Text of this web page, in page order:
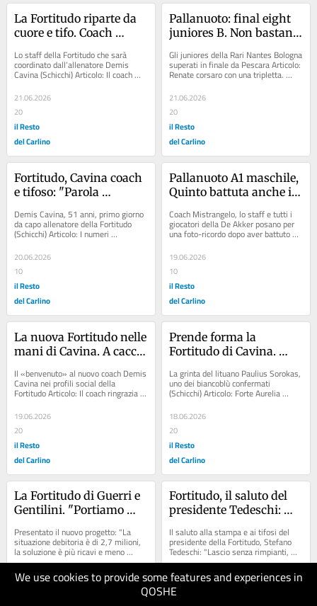
We use cookies to provide some features and experiences in
QOSHE
La Fortitudo riparte da
cuore e tifo. Coach
progetto
Lo staff della Fortitudo che sarà
coordinato dall’allenatore Demis
Cavina (Schicchi) Articolo: Il coach
ringrazia anche il presidente: "Ci fa...
21.06.2026
20
il Resto
del Carlino
Pallanuoto: final eight
juniores B. Non bastano
volata fatale: la Rari si
arrende
Gli juniores della Rari Nantes Bologna
superati in finale da Pescara Articolo:
Renate corsaro con una tripletta.
Vittoria d’autorità sulla Dolomiti...
21.06.2026
20
il Resto
del Carlino
Fortitudo, Cavina coach
e tifoso: "Parola
Demis Cavina, 51 anni, primo giorno
da capo allenatore della Fortitudo
(Schicchi) Articolo: I numeri
dell’Aquila. Sorokas, Sarto, Della
Rosa e...
20.06.2026
10
il Resto
del Carlino
Pallanuoto A1 maschile,
Quinto battuta anche in
archivio. La De Akker
chiude sesta una
Mistrangelo: "Speriamo
arrivi qualche sponsor»
Coach Mistrangelo, lo staff e tutti i
giocatori della De Akker posano per
una foto-ricordo dopo aver battuto
Quinto e chiuso al sesto posto il...
19.06.2026
10
il Resto
del Carlino
La nuova Fortitudo nelle
mani di Cavina. A caccia
del cuore
Il «benvenuto» al nuovo coach Demis
Cavina nei profili social della
Fortitudo Articolo: Il coach ringrazia
anche il presidente: "Ci fa sentire...
19.06.2026
20
il Resto
del Carlino
Prende forma la
Fortitudo di Cavina.
le Due Torri
La grinta del lituano Paulius Sorokas,
uno dei biancoblù confermati
(Schicchi) Articolo: Forte Aurelia
riapre dopo 10 anni: un nuovo tesoro
storico...
18.06.2026
20
il Resto
del Carlino
La Fortitudo di Guerri e
Gentilini. "Portiamo
Due anni per tornare in
serie A»
Presentato il nuovo progetto: "La
situazione debitoria è di 2,7 milioni,
la soluzione è più ricavi e meno
costi". Il patron di Flats...
17.06.2026
Fortitudo, il saluto del
presidente Tedeschi:
grazie Effe per l’onore di
averti servita”
Il saluto alla stampa e ai tifosi del
presidente della Fortitudo, Stefano
Tedeschi: "Lascio senza rimpianti,
anni bellissimi" Articolo:...
15.06.2026
20